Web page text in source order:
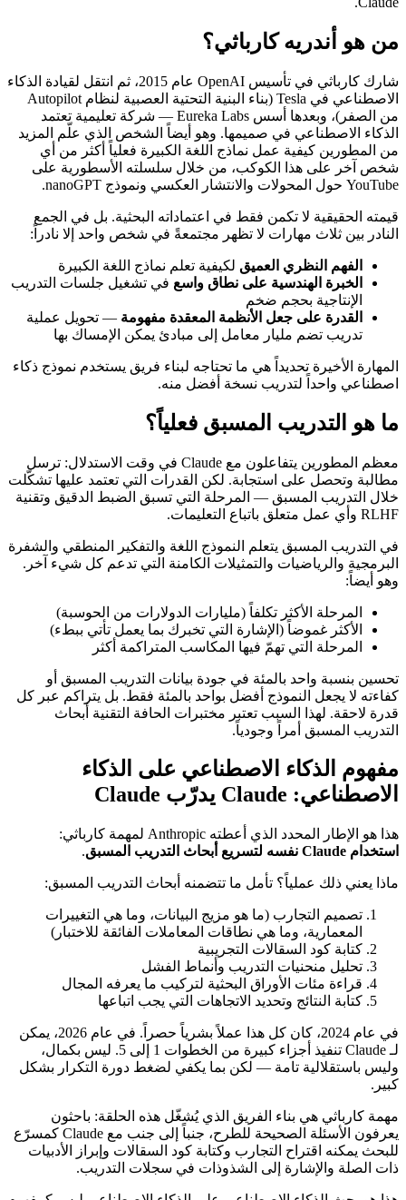
من هو أندريه كارباثي؟
شارك كارباثي في تأسيس OpenAI عام 2015، ثم انتقل لقيادة الذكاء
الاصطناعي في Tesla (بناء البنية التحتية العصبية لنظام Autopilot
من الصفر)، وبعدها أسس Eureka Labs — شركة تعليمية تعتمد
الذكاء الاصطناعي في صميمها. وهو أيضاً الشخص الذي علّم المزيد
من المطورين كيفية عمل نماذج اللغة الكبيرة فعلياً أكثر من أي
شخص آخر على هذا الكوكب، من خلال سلسلته الأسطورية على
YouTube حول المحولات والانتشار العكسي ونموذج nanoGPT.
قيمته الحقيقية لا تكمن فقط في اعتماداته البحثية. بل في الجمع
النادر بين ثلاث مهارات لا تظهر مجتمعةً في شخص واحد إلا نادراً:
الفهم النظري العميقلكيفية تعلم نماذج اللغة الكبيرة
الخبرة الهندسية على نطاق واسعفي تشغيل جلسات التدريب
الإنتاجية بحجم ضخم
القدرة على جعل الأنظمة المعقدة مفهومة— تحويل عملية
تدريب تضم مليار معامل إلى مبادئ يمكن الإمساك بها
المهارة الأخيرة تحديداً هي ما تحتاجه لبناء فريق يستخدم نموذج ذكاء
اصطناعي واحداً لتدريب نسخة أفضل منه.
ما هو التدريب المسبق فعلياً؟
معظم المطورين يتفاعلون مع Claude في وقت الاستدلال: ترسل
مطالبة وتحصل على استجابة. لكن القدرات التي تعتمد عليها تشكّلت
خلال التدريب المسبق — المرحلة التي تسبق الضبط الدقيق وتقنية
RLHF وأي عمل متعلق باتباع التعليمات.
في التدريب المسبق يتعلم النموذج اللغة والتفكير المنطقي والشفرة
البرمجية والرياضيات والتمثيلات الكامنة التي تدعم كل شيء آخر.
وهو أيضاً:
المرحلة الأكثر تكلفاً (مليارات الدولارات من الحوسبة)
الأكثر غموضاً (الإشارة التي تخبرك بما يعمل تأتي ببطء)
المرحلة التي تهمّ فيها المكاسب المتراكمة أكثر
تحسين بنسبة واحد بالمئة في جودة بيانات التدريب المسبق أو
كفاءته لا يجعل النموذج أفضل بواحد بالمئة فقط. بل يتراكم عبر كل
قدرة لاحقة. لهذا السبب تعتبر مختبرات الحافة التقنية أبحاث
التدريب المسبق أمراً وجودياً.
مفهوم الذكاء الاصطناعي على الذكاء
الاصطناعي: Claude يدرّب Claude
هذا هو الإطار المحدد الذي أعطته Anthropic لمهمة كارباثي:
استخدام Claude نفسه لتسريع أبحاث التدريب المسبق
.
ماذا يعني ذلك عملياً؟ تأمل ما تتضمنه أبحاث التدريب المسبق:
تصميم التجارب (ما هو مزيج البيانات، وما هي التغييرات
المعمارية، وما هي نطاقات المعاملات الفائقة للاختبار)
كتابة كود السقالات التجريبية
تحليل منحنيات التدريب وأنماط الفشل
قراءة مئات الأوراق البحثية لتركيب ما يعرفه المجال
كتابة النتائج وتحديد الاتجاهات التي يجب اتباعها
في عام 2024، كان كل هذا عملاً بشرياً حصراً. في عام 2026، يمكن
لـ Claude تنفيذ أجزاء كبيرة من الخطوات 1 إلى 5. ليس بكمال،
وليس باستقلالية تامة — لكن بما يكفي لضغط دورة التكرار بشكل
كبير.
مهمة كارباثي هي بناء الفريق الذي يُشغّل هذه الحلقة: باحثون
يعرفون الأسئلة الصحيحة للطرح، جنباً إلى جنب مع Claude كمسرّع
للبحث يمكنه اقتراح التجارب وكتابة كود السقالات وإبراز الأدبيات
ذات الصلة والإشارة إلى الشذوذات في سجلات التدريب.